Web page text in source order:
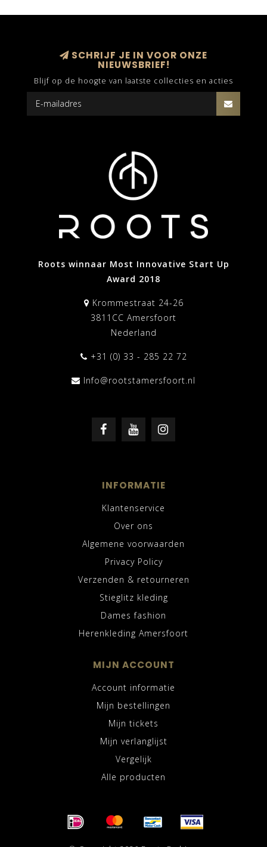
SCHRIJF JE IN VOOR ONZE
NIEUWSBRIEF!
Blijf op de hoogte van laatste collecties en acties
Roots winnaar Most Innovative Start Up
Award 2018
Krommestraat 24-26
3811CC Amersfoort
Nederland
+31 (0) 33 - 285 22 72
Info@rootstamersfoort.nl
INFORMATIE
Klantenservice
Over ons
Algemene voorwaarden
Privacy Policy
Verzenden & retourneren
Stieglitz kleding
Dames fashion
Herenkleding Amersfoort
MIJN ACCOUNT
Account informatie
Mijn bestellingen
Mijn tickets
Mijn verlanglijst
Vergelijk
Alle producten